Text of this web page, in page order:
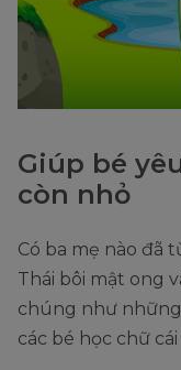
Giúp bé
còn nhỏ
Có ba mẹ nào đã
Thái bôi mật ong
chúng như những
các bé học chữ